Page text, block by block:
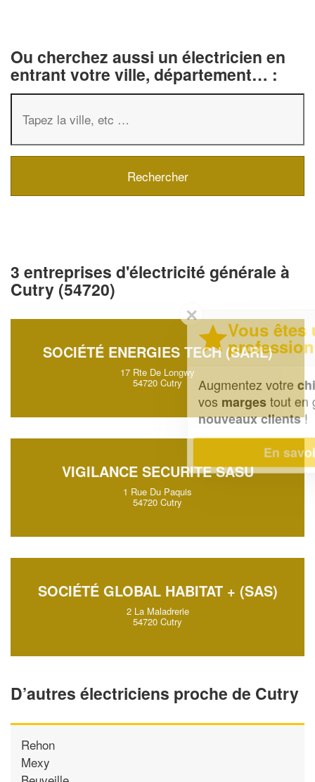
Ou cherchez aussi un électricien en
entrant votre ville, département… :
3 entreprises d'électricité générale à
Cutry (54720)
SOCIÉTÉ ENERGIES TECH (SARL)
17 Rte De Longwy
54720 Cutry
VIGILANCE SECURITE SASU
1 Rue Du Paquis
54720 Cutry
SOCIÉTÉ GLOBAL HABITAT + (SAS)
2 La Maladrerie
54720 Cutry
D’autres électriciens proche de Cutry
Rehon
Mexy
✕
Vous êtes un
professionnel ?
Augmentez votre chiffre d'affaireset
tout en gagnant de
nouveaux clients!